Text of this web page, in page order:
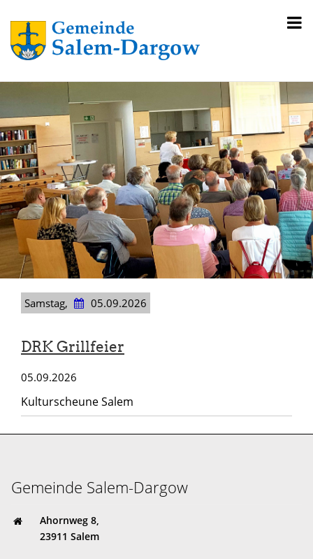
Samstag, 05.09.2026
DRK Grillfeier
05.09.2026
Kulturscheune Salem
Gemeinde Salem-Dargow
Ahornweg 8,
23911 Salem